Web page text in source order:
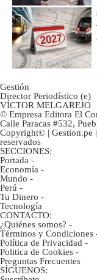
Gestión
Director Periodístico (e)
VÍCTOR MELGAREJO
© Empresa Editora El
Calle Paracas #532,
Copyright© | Gestion.pe
reservados
SECCIONES:
Portada -
Economía -
Mundo -
Perú -
Tu Dinero -
Tecnología
CONTACTO:
¿Quiénes somos? -
Términos y Condiciones
Política de Privacidad -
Politica de Cookies -
Preguntas Frecuentes
SÍGUENOS: